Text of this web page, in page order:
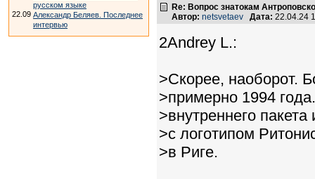
русском языке
22.09 Александр Беляев. Последнее
интервью
Re: Вопрос знатокам
Автор: netsvetaev Дата: 22.04.24
2Andrey L.:
>Скорее, наоборот.
>примерно 1994
>внутреннего
>с логотипом
>в Риге.